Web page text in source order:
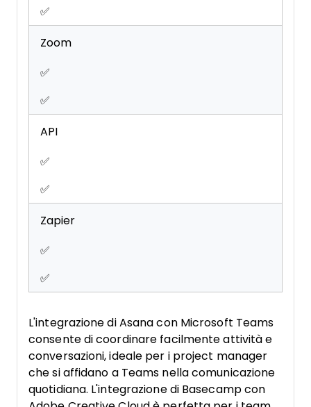
✅
Zoom
✅
✅
API
✅
✅
Zapier
✅
✅
L'integrazione di Asana con Microsoft Teams
consente di coordinare facilmente attività e
conversazioni, ideale per i project manager
che si affidano a Teams nella comunicazione
quotidiana. L'integrazione di Basecamp con